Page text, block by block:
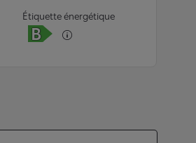
Étiquette énergétique